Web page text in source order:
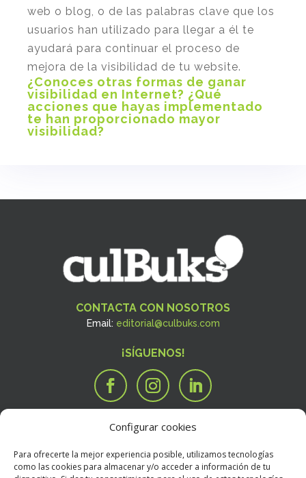
Configurar cookies
Para ofrecerte la mejor experiencia posible, utilizamos tecnologías
como las cookies para almacenar y/o acceder a información de tu
web o blog, o de las palabras clave que los
usuarios han utilizado para llegar a él te
ayudará para continuar el proceso de
mejora de la visibilidad de tu website.
¿Conoces otras formas de ganar
visibilidad en Internet? ¿Qué
acciones que hayas implementado
te han proporcionado mayor
visibilidad?
CONTACTA CON NOSOTROS
Email: editorial@culbuks.com
¡SÍGUENOS!
i Tengo un manuscrito